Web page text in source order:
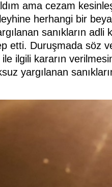
ama cezam
herhangi bir
sanıkların adli
etti. Duruşmada söz
ilgili kararın
yargılanan